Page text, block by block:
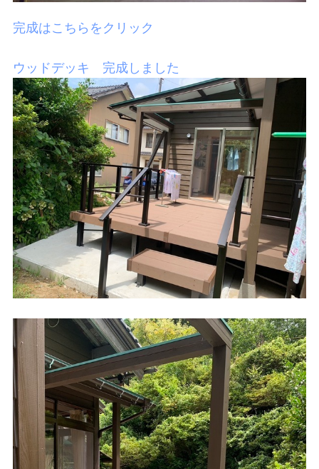
完成はこちらをクリック
ウッドデッキ 完成しました